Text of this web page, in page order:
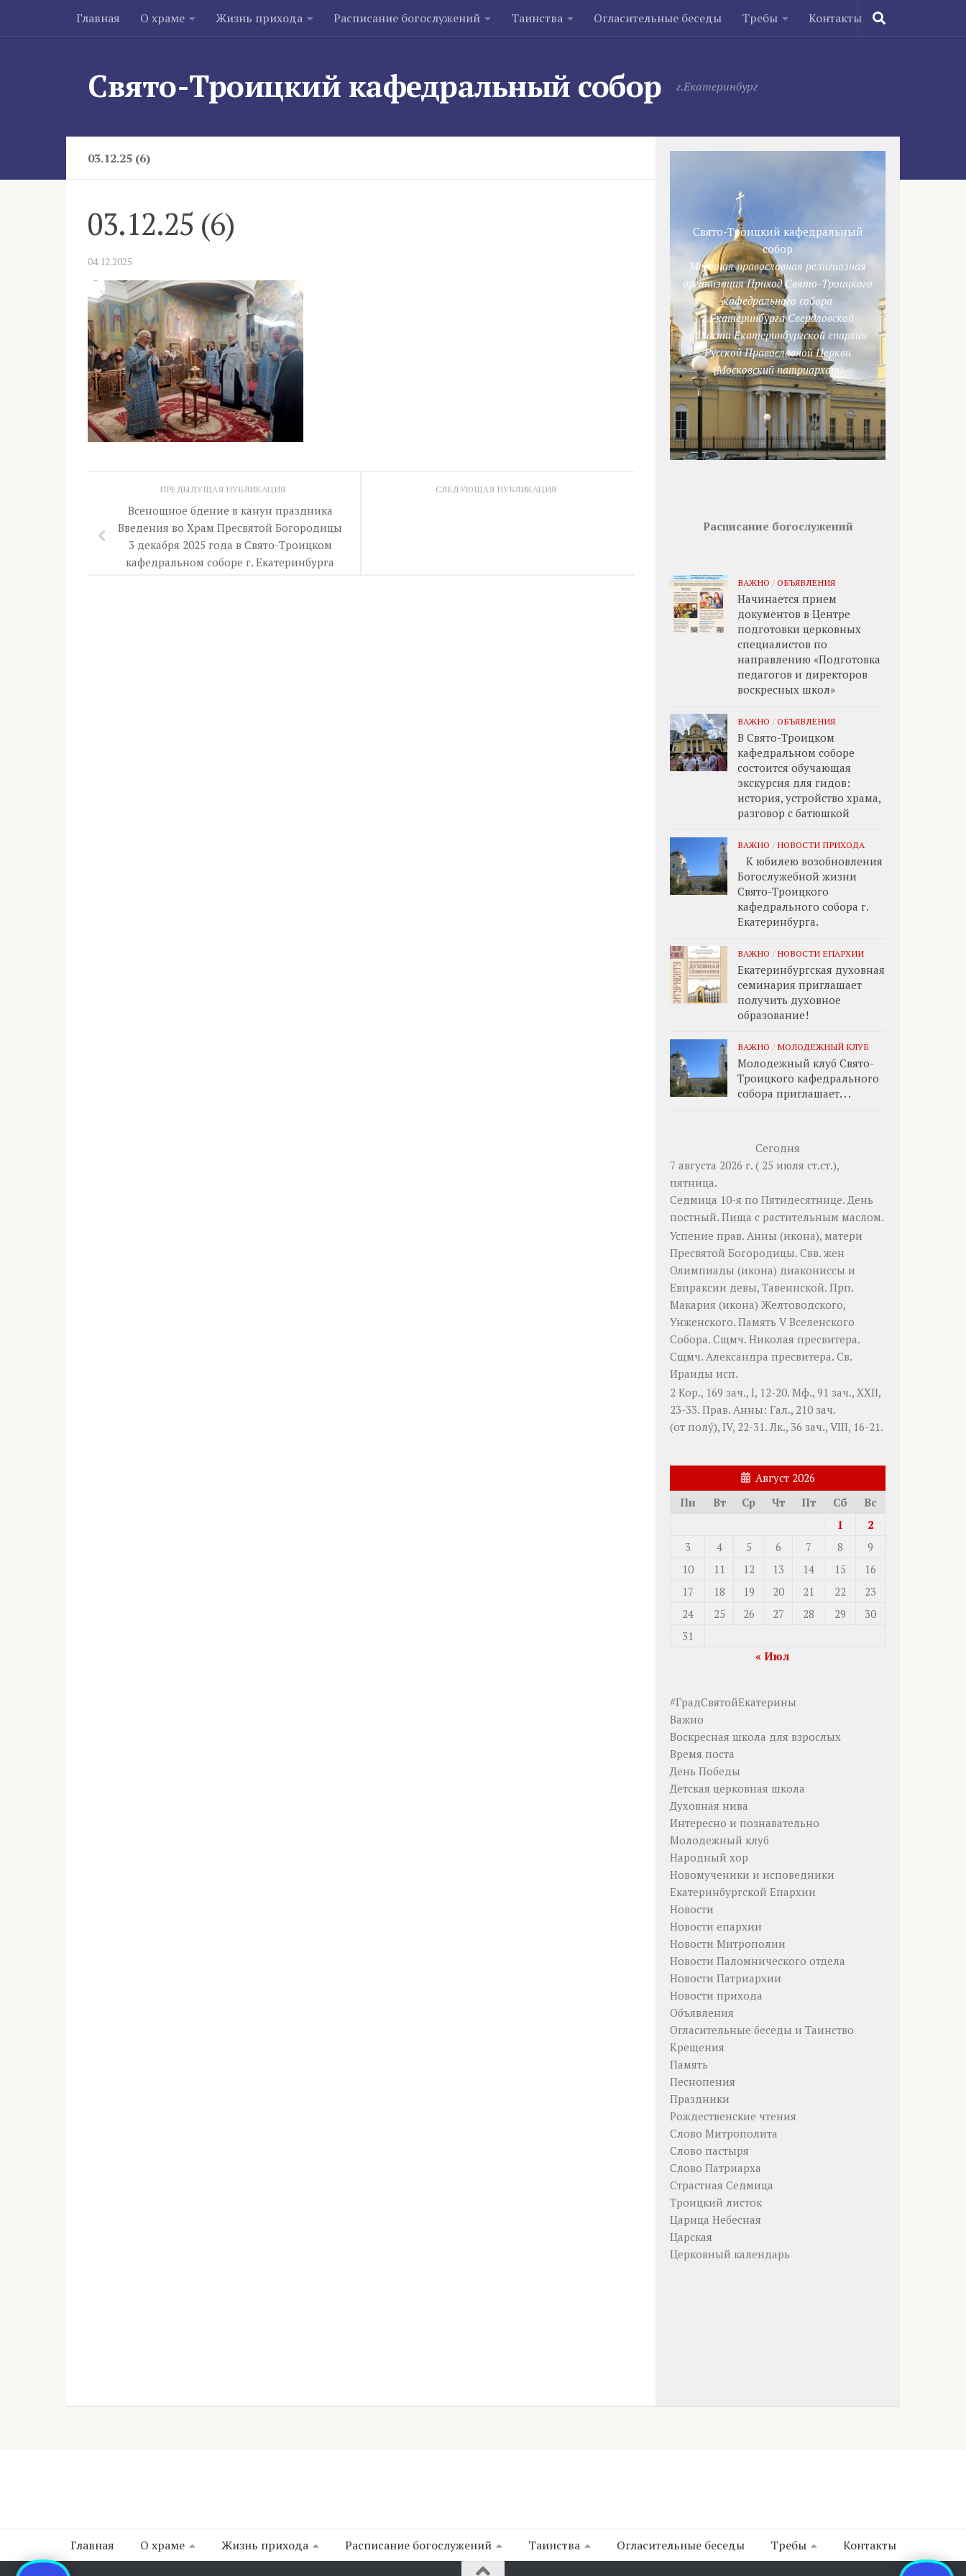
Skip to content
Главная О храме Жизнь прихода Расписание богослужений Таинства Огласительные беседы Требы Контакты
Свято-Троицкий кафедральный собор г.Екатеринбург
03.12.25 (6)
03.12.25 (6)
04.12.2025
СЛЕДУЮЩАЯ ПУБЛИКАЦИЯ
ПРЕДЫДУЩАЯ ПУБЛИКАЦИЯ
Всенощное бдение в канун праздника
Введения во Храм Пресвятой Богородицы
3 декабря 2025 года в Свято-Троицком
кафедральном соборе г. Екатеринбурга
Свято-Троицкий кафедральный
собор
Местная православная религиозная
организация Приход Свято-Троицкого
кафедрального собора
г.Екатеринбурга Свердловской
области Екатеринбургской епархии
Русской Православной Церкви
(Московский патриархат)
Расписание богослужений
ВАЖНО / ОБЪЯВЛЕНИЯ
Начинается прием
документов в Центре
подготовки церковных
специалистов по
направлению «Подготовка
педагогов и директоров
воскресных школ»
ВАЖНО / ОБЪЯВЛЕНИЯ
В Свято-Троицком
кафедральном соборе
состоится обучающая
экскурсия для гидов:
история, устройство храма,
разговор с батюшкой
ВАЖНО / НОВОСТИ ПРИХОДА
К юбилею возобновления
Богослужебной жизни
Свято-Троицкого
кафедрального собора г.
Екатеринбурга.
ВАЖНО / НОВОСТИ ЕПАРХИИ
Екатеринбургская духовная
семинария приглашает
получить духовное
образование!
ВАЖНО / МОЛОДЕЖНЫЙ КЛУБ
Молодежный клуб Свято-
Троицкого кафедрального
собора приглашает. . .
Сегодня
7 августа 2026 г. ( 25 июля ст.ст.),
пятница.
Седмица 10-я по Пятидесятнице. День
постный. Пища с растительным маслом.
Успение прав. Анны (икона), матери
Пресвятой Богородицы. Свв. жен
Олимпиады (икона) диакониссы и
Евпраксии девы, Тавеннской. Прп.
Макария (икона) Желтоводского,
Унженского. Память V Вселенского
Собора. Сщмч. Николая пресвитера.
Сщмч. Александра пресвитера. Св.
Ираиды исп.
2 Кор., 169 зач., I, 12-20. Мф., 91 зач., XXII,
23-33. Прав. Анны: Гал., 210 зач.
(от полу́), IV, 22-31. Лк., 36 зач., VIII, 16-21.
Август 2026
Пн
Вт Ср Чт Пт Сб
Вс
1
2
3
4 5 6 7 8
9
10
11 12 13 14 15
16
17
18 19 20 21 22
23
24
25 26 27 28 29
30
31
« Июл
#ГрадСвятойЕкатерины
Важно
Воскресная школа для взрослых
Время поста
День Победы
Детская церковная школа
Духовная нива
Интересно и познавательно
Молодежный клуб
Народный хор
Новомученики и исповедники
Екатеринбургской Епархии
Новости
Новости епархии
Новости Митрополии
Новости Паломнического отдела
Новости Патриархии
Новости прихода
Объявления
Огласительные беседы и Таинство
Крещения
Память
Песнопения
Праздники
Рождественские чтения
Слово Митрополита
Слово пастыря
Слово Патриарха
Страстная Седмица
Троицкий листок
Царица Небесная
Царская
Церковный календарь
Главная О храме Жизнь прихода Расписание богослужений Таинства Огласительные беседы Требы Контакты